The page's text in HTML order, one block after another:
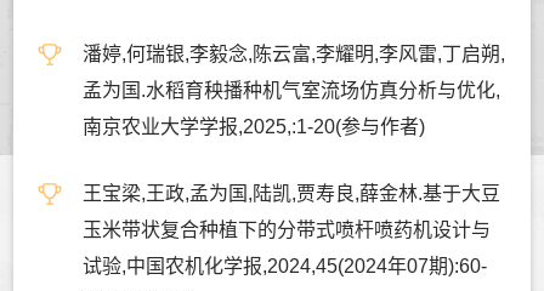
潘婷,何瑞银,李毅念,陈云富,李耀明,李风雷,丁启朔,
孟为国.水稻育秧播种机气室流场仿真分析与优化,
南京农业大学学报,2025,:1-20(参与作者)
王宝梁,王政,孟为国,陆凯,贾寿良,薛金林.基于大豆
玉米带状复合种植下的分带式喷杆喷药机设计与
试验,中国农机化学报,2024,45(2024年07期):60-